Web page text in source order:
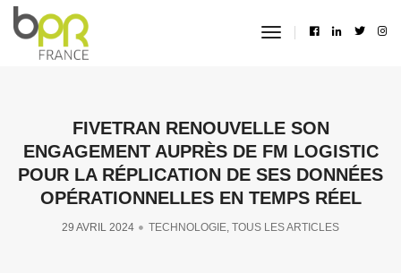
toggle
FIVETRAN RENOUVELLE SON
ENGAGEMENT AUPRÈS DE FM LOGISTIC
POUR LA RÉPLICATION DE SES DONNÉES
OPÉRATIONNELLES EN TEMPS RÉEL
29 AVRIL 2024 TECHNOLOGIE, TOUS LES ARTICLES